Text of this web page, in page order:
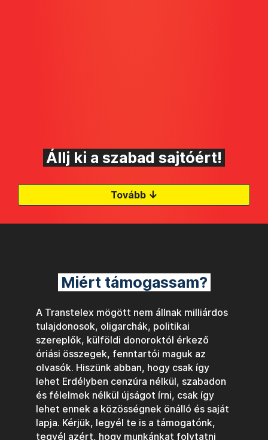
Állj ki a szabad sajtóért!
Tovább ↓
Miért támogassam?
A Transtelex mögött nem állnak milliárdos
tulajdonosok, oligarchák, politikai
szereplők, külföldi donoroktól érkező
óriási összegek, fenntartói maguk az
olvasók. Hiszünk abban, hogy csak így
lehet Erdélyben cenzúra nélkül, szabadon
és félelmek nélkül újságot írni, csak így
lehet ennek a közösségnek önálló és saját
lapja. Kérjük, legyél te is a támogatónk,
tegyél azért, hogy munkánkat folytatni